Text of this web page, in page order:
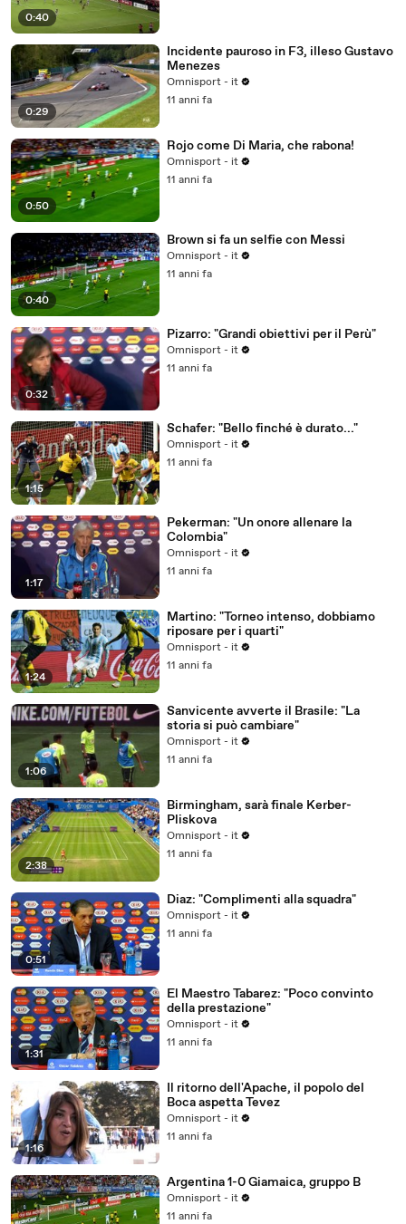
0:40
0:29
Incidente pauroso in F3, illeso Gustavo
Menezes
Omnisport - it
11 anni fa
0:50
Rojo come Di Maria, che rabona!
Omnisport - it
11 anni fa
0:40
Brown si fa un selfie con Messi
Omnisport - it
11 anni fa
0:32
Pizarro: "Grandi obiettivi per il Perù"
Omnisport - it
11 anni fa
1:15
Schafer: "Bello finché è durato..."
Omnisport - it
11 anni fa
1:17
Pekerman: "Un onore allenare la
Colombia"
Omnisport - it
11 anni fa
1:24
Martino: "Torneo intenso, dobbiamo
riposare per i quarti"
Omnisport - it
11 anni fa
1:06
Sanvicente avverte il Brasile: "La
storia si può cambiare"
Omnisport - it
11 anni fa
2:38
Birmingham, sarà finale Kerber-
Pliskova
Omnisport - it
11 anni fa
0:51
Diaz: "Complimenti alla squadra"
Omnisport - it
11 anni fa
1:31
El Maestro Tabarez: "Poco convinto
della prestazione"
Omnisport - it
11 anni fa
1:16
Il ritorno dell'Apache, il popolo del
Boca aspetta Tevez
Omnisport - it
11 anni fa
Argentina 1-0 Giamaica, gruppo B
Omnisport - it
11 anni fa